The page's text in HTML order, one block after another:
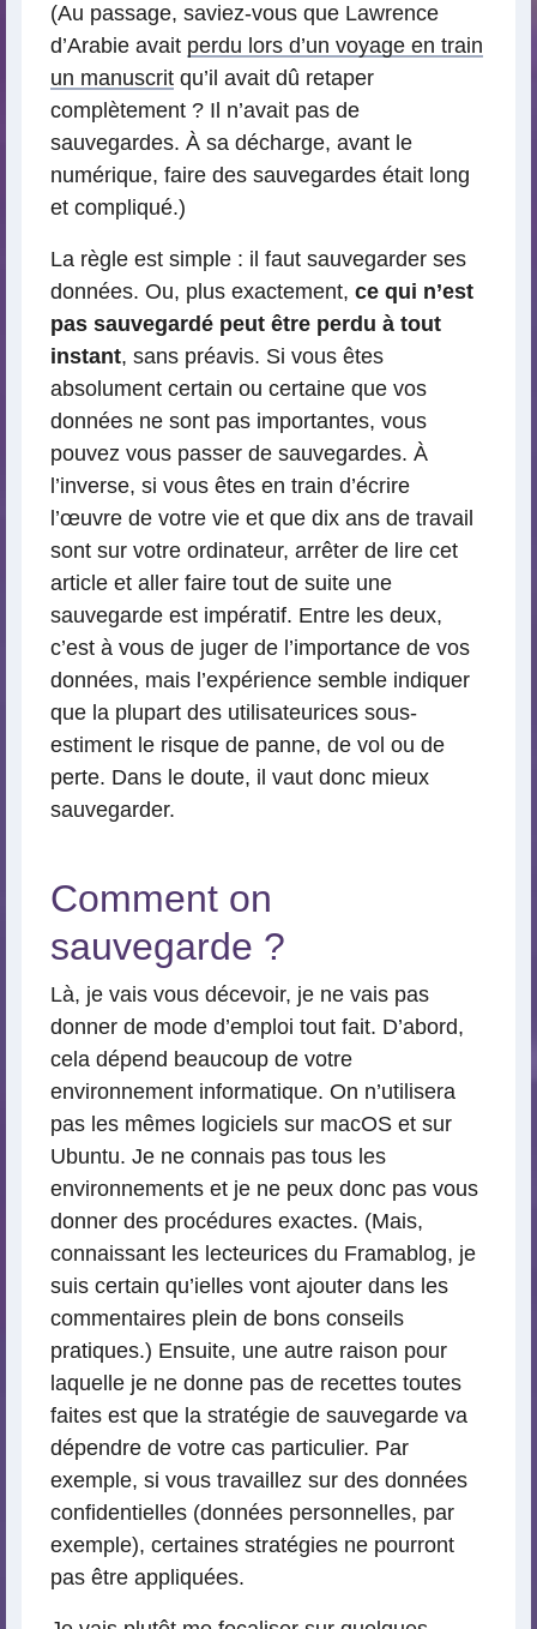
(Au passage, saviez-vous que Lawrence
d’Arabie avait perdu lors d’un voyage en train
un manuscrit qu’il avait dû retaper
complètement ? Il n’avait pas de
sauvegardes. À sa décharge, avant le
numérique, faire des sauvegardes était long
et compliqué.)
La règle est simple : il faut sauvegarder ses
données. Ou, plus exactement, ce qui n’est
pas sauvegardé peut être perdu à tout
instant, sans préavis. Si vous êtes
absolument certain ou certaine que vos
données ne sont pas importantes, vous
pouvez vous passer de sauvegardes. À
l’inverse, si vous êtes en train d’écrire
l’œuvre de votre vie et que dix ans de travail
sont sur votre ordinateur, arrêter de lire cet
article et aller faire tout de suite une
sauvegarde est impératif. Entre les deux,
c’est à vous de juger de l’importance de vos
données, mais l’expérience semble indiquer
que la plupart des utilisateurices sous-
estiment le risque de panne, de vol ou de
perte. Dans le doute, il vaut donc mieux
sauvegarder.
Comment on
sauvegarde ?
Là, je vais vous décevoir, je ne vais pas
donner de mode d’emploi tout fait. D’abord,
cela dépend beaucoup de votre
environnement informatique. On n’utilisera
pas les mêmes logiciels sur macOS et sur
Ubuntu. Je ne connais pas tous les
environnements et je ne peux donc pas vous
donner des procédures exactes. (Mais,
connaissant les lecteurices du Framablog, je
suis certain qu’ielles vont ajouter dans les
commentaires plein de bons conseils
pratiques.) Ensuite, une autre raison pour
laquelle je ne donne pas de recettes toutes
faites est que la stratégie de sauvegarde va
dépendre de votre cas particulier. Par
exemple, si vous travaillez sur des données
confidentielles (données personnelles, par
exemple), certaines stratégies ne pourront
pas être appliquées.